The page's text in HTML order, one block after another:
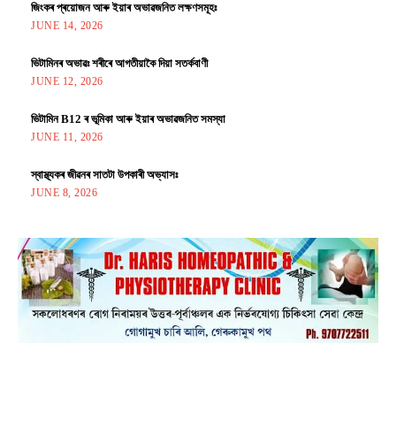
জিংকৰ প্ৰয়োজন আৰু ইয়াৰ অভাৱজনিত লক্ষণসমূহঃ
JUNE 14, 2026
ভিটামিনৰ অভাৱঃ শৰীৰে আগতীয়াকৈ দিয়া সতৰ্কবাণী
JUNE 12, 2026
ভিটামিন B12 ৰ ভূমিকা আৰু ইয়াৰ অভাৱজনিত সমস্যা
JUNE 11, 2026
স্বাস্থ্যকৰ জীৱনৰ সাতটা উপকাৰী অভ্যাসঃ
JUNE 8, 2026